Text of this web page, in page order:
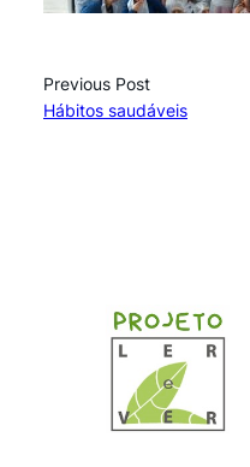
Previous Post
Hábitos saudáveis